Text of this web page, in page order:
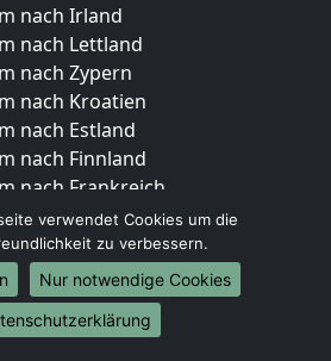
nach Irland
nach Lettland
nach Zypern
nach Kroatien
nach Estland
nach Finnland
nach Frankreich
nach Griechenland
nach Italien
nach Liechtenstein
nach Luxemburg
nach Niederlande
verwendet Cookies um die
zu verbessern.
Nur notwendige Cookies